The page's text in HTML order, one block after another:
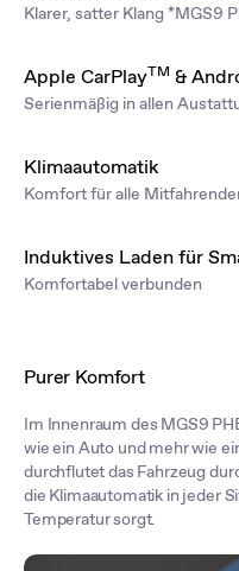
Klarer, satter Klang *MGS9
Apple CarPlayTM &
Serienmäßig in allen
Klimaautomatik
Komfort für alle
Induktives Laden für
Komfortabel verbunden
Purer Komfort
Im Innenraum des MGS9
wie ein Auto und mehr wie
durchflutet das Fahrzeug
die Klimaautomatik in jeder
Temperatur sorgt.